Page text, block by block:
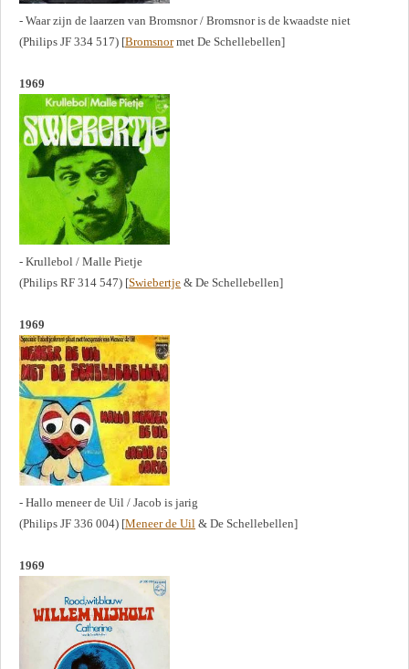
- Waar zijn de laarzen van Bromsnor / Bromsnor is de kwaadste niet
(Philips JF 334 517) [Bromsnormet De Schellebellen]
1969
- Krullebol / Malle Pietje
(Philips RF 314 547) [Swiebertje & De Schellebellen]
1969
- Hallo meneer de Uil / Jacob is jarig
(Philips JF 336 004) [Meneer de Uil & De Schellebellen]
1969